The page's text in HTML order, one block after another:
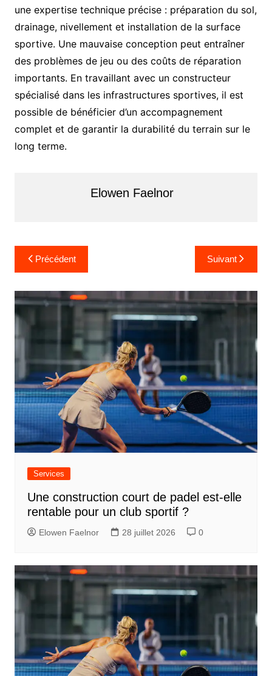
une expertise technique précise : préparation du sol,
drainage, nivellement et installation de la surface
sportive. Une mauvaise conception peut entraîner
des problèmes de jeu ou des coûts de réparation
importants. En travaillant avec un constructeur
spécialisé dans les infrastructures sportives, il est
possible de bénéficier d’un accompagnement
complet et de garantir la durabilité du terrain sur le
long terme.
Elowen Faelnor
a
v
i
i
o
n
d
i
c
l
e
Précédent Suivant
Services
Une construction court de padel est-elle
rentable pour un club sportif ?
Elowen Faelnor 28 juillet 2026 0